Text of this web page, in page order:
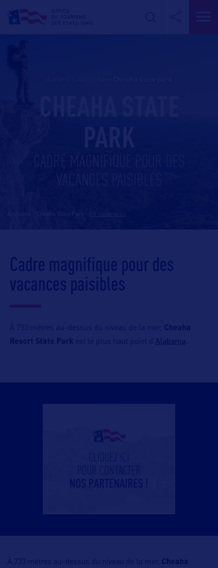
Cadre magnifique pour des
vacances paisibles
À 733 mètres au-dessus du niveau de la mer, Cheaha
Resort State Park est le plus haut point d’ Alabama
À 733 mètres au-dessus du niveau de la mer, Cheaha